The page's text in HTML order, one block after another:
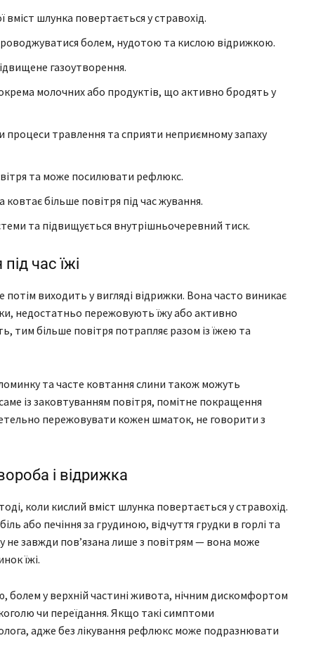
шлунка повертається у стравохід.
болем, нудотою та кислою відрижкою.
газоутворення.
молочних або продуктів, що активно бродять у
процеси травлення та сприяти неприємному запаху
та може посилювати рефлюкс.
ковтає більше повітря під час жування.
та підвищується внутрішньочеревний тиск.
час їжі
виходить у вигляді відрижки. Вона часто виникає
недостатньо пережовують їжу або активно
тим більше повітря потрапляє разом із їжею та
та часте ковтання слини також можуть
із заковтуванням повітря, помітне покращення
пережовувати кожен шматок, не говорити з
і відрижка
коли кислий вміст шлунка повертається у стравохід.
або печіння за грудиною, відчуття грудки в горлі та
не завжди пов’язана лише з повітрям — вона може
їжі.
болем у верхній частині живота, нічним дискомфортом
чи переїдання. Якщо такі симптоми
адже без лікування рефлюкс може подразнювати